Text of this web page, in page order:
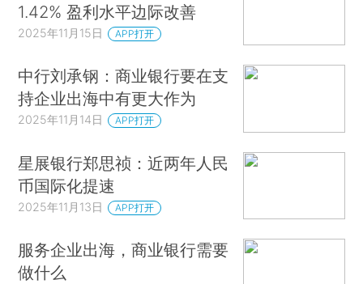
1.42% 盈利水平边际改善
2025年11月15日 APP打开
中行刘承钢：商业银行要在支
持企业出海中有更大作为
2025年11月14日 APP打开
星展银行郑思祯：近两年人民
币国际化提速
2025年11月13日 APP打开
服务企业出海，商业银行需要
做什么